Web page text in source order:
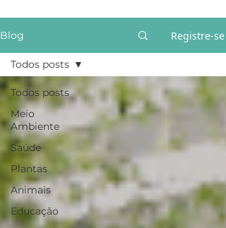
Blog Registre-se
Todos posts
Meio
Ambiente
Saúde
Plantas
Animais
Educação
Todos posts